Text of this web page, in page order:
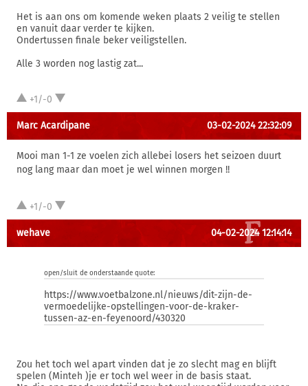
Het is aan ons om komende weken plaats 2 veilig te stellen
en vanuit daar verder te kijken.
Ondertussen finale beker veiligstellen.
Alle 3 worden nog lastig zat...
+1/-0
Marc Acardipane 03-02-2024 22:32:09
Mooi man 1-1 ze voelen zich allebei losers het seizoen duurt
nog lang maar dan moet je wel winnen morgen !!
+1/-0
wehave 04-02-2024 12:14:14
open/sluit de onderstaande quote:
https://www.voetbalzone.nl/nieuws/dit-zijn-de-
vermoedelijke-opstellingen-voor-de-kraker-
tussen-az-en-feyenoord/430320
Zou het toch wel apart vinden dat je zo slecht mag en blijft
spelen (Minteh )je er toch wel weer in de basis staat.